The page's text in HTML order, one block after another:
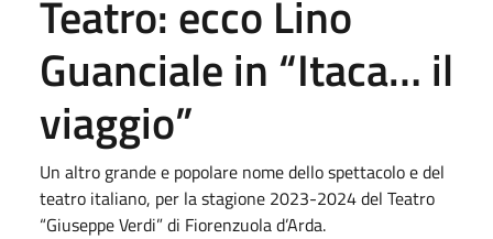
Teatro: ecco Lino
Guanciale in “Itaca… il
viaggio”
Un altro grande e popolare nome dello spettacolo e del
teatro italiano, per la stagione 2023-2024 del Teatro
“Giuseppe Verdi” di Fiorenzuola d’Arda.